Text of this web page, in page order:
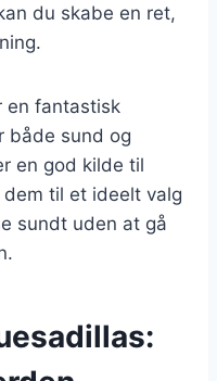
du skabe en ret,
en fantastisk
både sund og
en god kilde til
til et ideelt valg
sundt uden at gå